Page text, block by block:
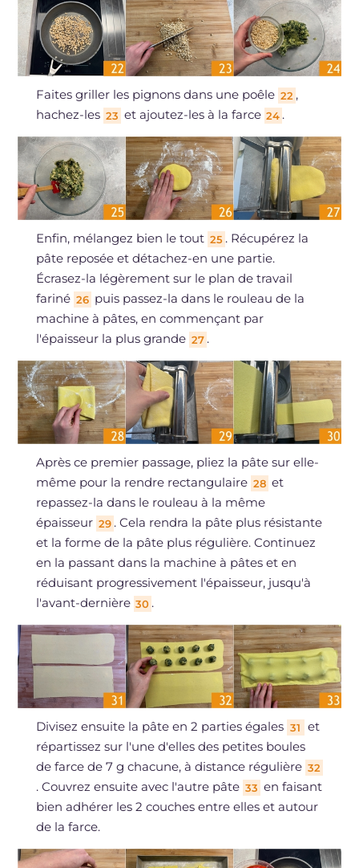
Faites griller les pignons dans une poêle 22 ,
hachez-les 23 et ajoutez-les à la farce 24 .
Enfin, mélangez bien le tout 25 . Récupérez la
pâte reposée et détachez-en une partie.
Écrasez-la légèrement sur le plan de travail
fariné 26 puis passez-la dans le rouleau de la
machine à pâtes, en commençant par
l'épaisseur la plus grande 27 .
Après ce premier passage, pliez la pâte sur elle-
même pour la rendre rectangulaire 28 et
repassez-la dans le rouleau à la même
épaisseur 29 . Cela rendra la pâte plus résistante
et la forme de la pâte plus régulière. Continuez
en la passant dans la machine à pâtes et en
réduisant progressivement l'épaisseur, jusqu'à
l'avant-dernière 30 .
Divisez ensuite la pâte en 2 parties égales 31
et
répartissez sur l'une d'elles des petites boules
de farce de 7 g chacune, à distance régulière 32
. Couvrez ensuite avec l'autre pâte 33 en faisant
bien adhérer les 2 couches entre elles et autour
de la farce.